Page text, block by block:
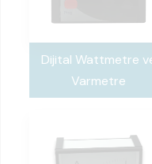
Dijital Wattmetre
Varmetre